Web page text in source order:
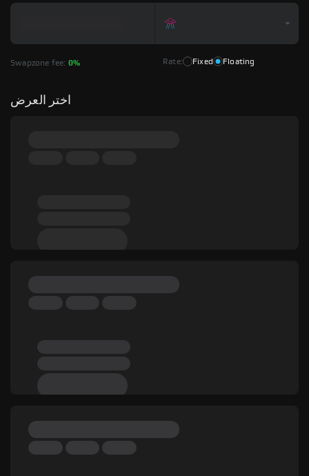
Swapzone fee: 0% Rate: Fixed Floating
اختر العرض